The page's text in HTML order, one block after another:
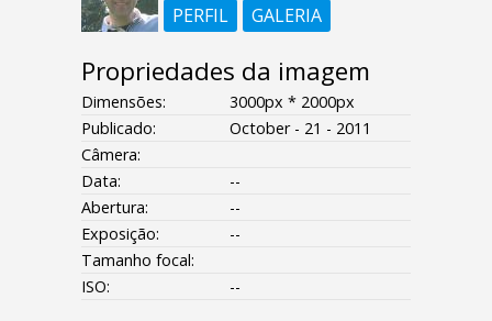
PERFIL
GALERIA
Propriedades da imagem
Dimensões:
3000px * 2000px
Publicado:
October - 21 - 2011
Câmera:
Data:
--
Abertura:
--
Exposição:
--
Tamanho focal:
ISO:
--